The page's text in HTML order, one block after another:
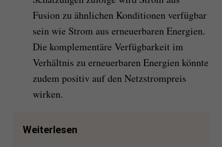
Fusion zu ähnlichen Konditionen verfügbar
sein wie Strom aus erneuerbaren Energien.
Die komplementäre Verfügbarkeit im
Verhältnis zu erneuerbaren Energien könnte
zudem positiv auf den Netzstrompreis
wirken.
Weiterlesen